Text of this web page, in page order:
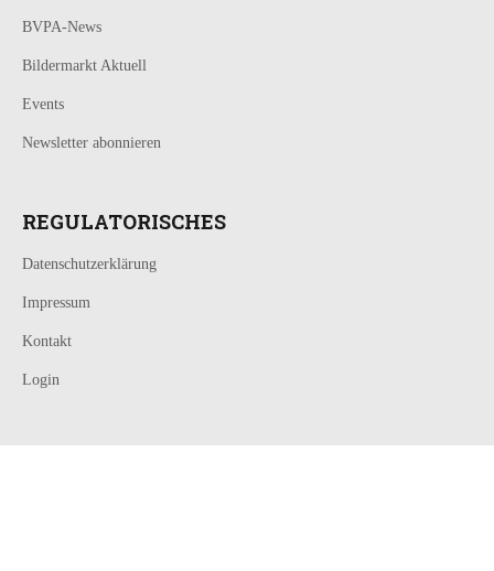
BVPA-News
Bildermarkt Aktuell
Events
Newsletter abonnieren
REGULATORISCHES
Datenschutzerklärung
Impressum
Kontakt
Login